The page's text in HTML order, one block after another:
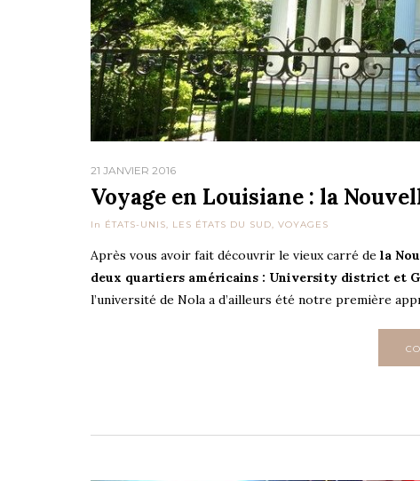
21 JANVIER 2016
Voyage en Louisiane : la
In ÉTATS-UNIS, LES ÉTATS DU SUD, VOYAGES
Après vous avoir fait découvrir le vieux carré de la
deux quartiers américains : University district et
l’université de Nola a d’ailleurs été notre première